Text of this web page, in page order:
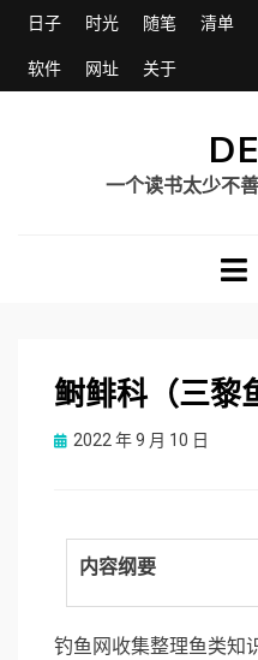
日子 时光 随笔 清单
软件 网址 关于
一个读书太少不
鲥鲱科（三黎
Posted
2022 年 9 月 10 日
内容纲要
钓鱼网 收集整理鱼类知